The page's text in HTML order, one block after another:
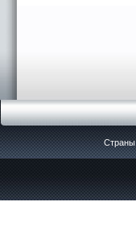
Страны